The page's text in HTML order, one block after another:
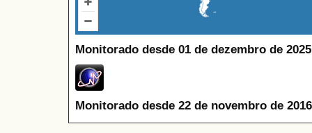
Monitorado desde 01 de dezembro de
Monitorado desde 22 de novembro de